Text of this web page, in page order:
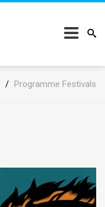
/ Programme Festivals